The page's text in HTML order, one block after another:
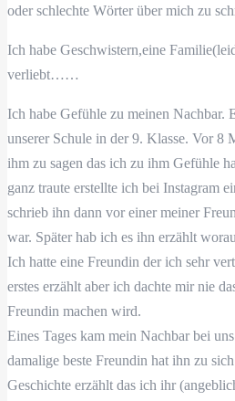
oder schlechte Wörter über mich zu
Ich habe Geschwistern,eine
verliebt……
Ich habe Gefühle zu meinen Nachbar.
unserer Schule in der 9. Klasse. Vor 8
ihm zu sagen das ich zu ihm Gefühle
ganz traute erstellte ich bei Instagram
schrieb ihn dann vor einer meiner
war. Später hab ich es ihn erzählt
Ich hatte eine Freundin der ich sehr
erstes erzählt aber ich dachte mir nie
Freundin machen wird.
Eines Tages kam mein Nachbar bei
damalige beste Freundin hat ihn zu
Geschichte erzählt das ich ihr